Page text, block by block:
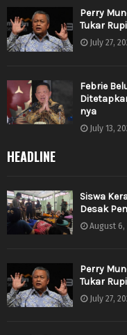
Perry
Tukar
July 27,
Febrie
nya
July 13,
HEADLINE
Siswa
Desak
August 6,
Perry
Tukar
July 27,